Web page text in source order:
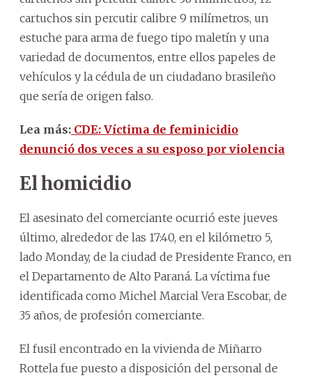
cartuchos sin percutir calibre 9 milímetros, un
estuche para arma de fuego tipo maletín y una
variedad de documentos, entre ellos papeles de
vehículos y la cédula de un ciudadano brasileño
que sería de origen falso.
Lea más: CDE: Víctima de feminicidio
denunció dos veces a su esposo por violencia
El homicidio
El asesinato del comerciante ocurrió este jueves
último, alrededor de las 17:40, en el kilómetro 5,
lado Monday, de la ciudad de Presidente Franco, en
el Departamento de Alto Paraná. La víctima fue
identificada como Michel Marcial Vera Escobar, de
35 años, de profesión comerciante.
El fusil encontrado en la vivienda de Miñarro
Rottela fue puesto a disposición del personal de